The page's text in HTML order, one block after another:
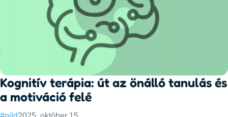
Kognitív terápia: út az önálló tanulás és
a motiváció felé
Categories:
Published: